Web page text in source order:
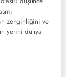
zenginliğini ve
yerini dünya